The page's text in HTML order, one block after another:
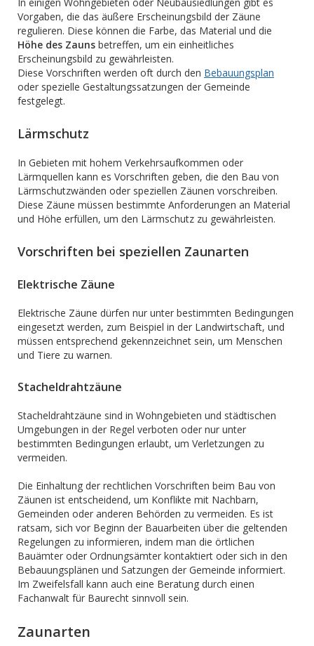
Vorgaben, die das äußere Erscheinungsbild der Zäune
regulieren. Diese können die Farbe, das Material und die
Höhe des Zauns betreffen, um ein einheitliches
Erscheinungsbild zu gewährleisten.
Diese Vorschriften werden oft durch den Bebauungsplan
oder spezielle Gestaltungssatzungen der Gemeinde
festgelegt.
Lärmschutz
In Gebieten mit hohem Verkehrsaufkommen oder
Lärmquellen kann es Vorschriften geben, die den Bau von
Lärmschutzwänden oder speziellen Zäunen vorschreiben.
Diese Zäune müssen bestimmte Anforderungen an Material
und Höhe erfüllen, um den Lärmschutz zu gewährleisten.
Vorschriften bei speziellen Zaunarten
Elektrische Zäune
Elektrische Zäune dürfen nur unter bestimmten Bedingungen
eingesetzt werden, zum Beispiel in der Landwirtschaft, und
müssen entsprechend gekennzeichnet sein, um Menschen
und Tiere zu warnen.
Stacheldrahtzäune
Stacheldrahtzäune sind in Wohngebieten und städtischen
Umgebungen in der Regel verboten oder nur unter
bestimmten Bedingungen erlaubt, um Verletzungen zu
vermeiden.
Die Einhaltung der rechtlichen Vorschriften beim Bau von
Zäunen ist entscheidend, um Konflikte mit Nachbarn,
Gemeinden oder anderen Behörden zu vermeiden. Es ist
ratsam, sich vor Beginn der Bauarbeiten über die geltenden
Regelungen zu informieren, indem man die örtlichen
Bauämter oder Ordnungsämter kontaktiert oder sich in den
Bebauungsplänen und Satzungen der Gemeinde informiert.
Im Zweifelsfall kann auch eine Beratung durch einen
Fachanwalt für Baurecht sinnvoll sein.
Zaunarten